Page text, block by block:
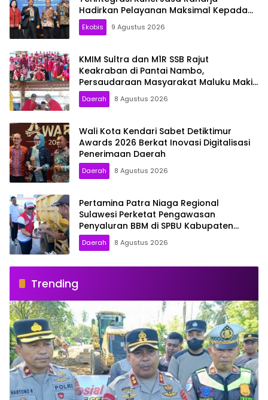
Hadirkan Pelayanan Maksimal Kepada
masyarakat
Ekobis 9 Agustus 2026
KMIM Sultra dan M1R SSB Rajut
Keakraban di Pantai Nambo,
Persaudaraan Masyarakat Maluku Makin
Solid
Daerah 8 Agustus 2026
Wali Kota Kendari Sabet Detiktimur
Awards 2026 Berkat Inovasi Digitalisasi
Penerimaan Daerah
Daerah 8 Agustus 2026
Pertamina Patra Niaga Regional
Sulawesi Perketat Pengawasan
Penyaluran BBM di SPBU Kabupaten
Kolaka Utara
Daerah 8 Agustus 2026
Trending